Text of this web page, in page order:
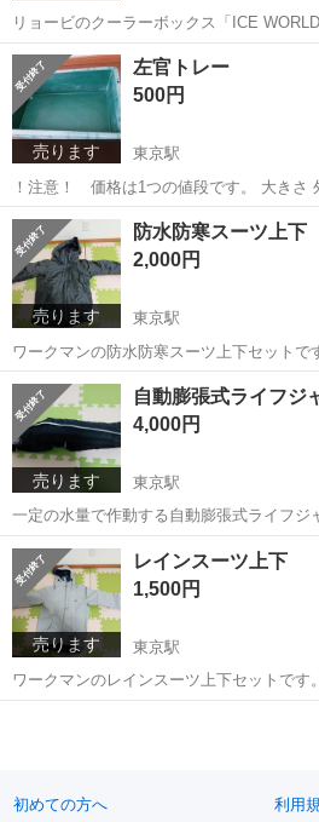
リョービのクーラーボックス「ICE WORLD 9」です
ョービ 容量：9L カラー：ブルー 大きさ 外寸 幅約38cm、奥行約
22cm、高さ約24cm 内寸 幅約32cm、奥
神奈川 横浜市 東京駅
売ります
左官トレー
500円
東京駅
！注意！ 価格は1つの値段です。 大きさ 外寸 幅約54cm、奥行約
34cm、高さ約14cm 内寸 幅約48cm、奥行
前メダカの飼育に使用していました。飼育
た。屋外で...
神奈川 横浜市 東京駅 その他
売ります
防水防寒スーツ上下
2,000円
東京駅
ワークマンの防水防寒スーツ上下セットで
した。 冬は出番が多いかと思います。 上は綺麗ですが、下は汚れがあ
ります。 現行モデルではないため、メー
せなく、他サイトなどを参考に...
神奈川 横浜市 東京駅 その他
売ります
自動膨張式ライフジ
4,000円
東京駅
一定の水量で作動する自動膨張式ライフジ
イプです。 ボンベの有効期限切れていま
す。 ケースや取り扱い説明書付きです。
基準適合品です。 船釣りデビ...
神奈川 横浜市 東京駅 その他
売ります
レインスーツ上下
1,500円
東京駅
ワークマンのレインスーツ上下セットです
た。 春や秋は出番が多いかと思います。 上は綺麗ですが、下は汚れや
擦れによるテカりがあります。 現行モデ
初めての方へ 利用